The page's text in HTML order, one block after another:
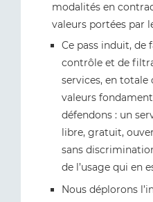
modalités en
valeurs portées par
Ce pass induit, de
contrôle et de
services, en
valeurs
défendons : un
libre, gratuit,
sans
de l’usage qui en
Nous déplorons